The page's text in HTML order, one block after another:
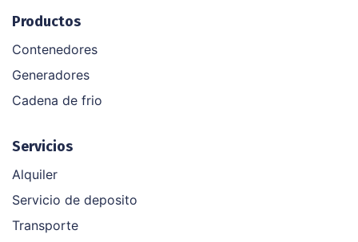
Productos
Contenedores
Generadores
Cadena de frio
Servicios
Alquiler
Servicio de deposito
Transporte